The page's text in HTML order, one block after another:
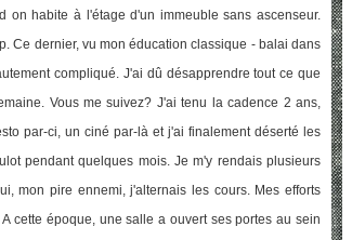
on habite à l'étage d'un immeuble sans ascenseur.
Ce dernier, vu mon éducation classique - balai dans
compliqué. J'ai dû désapprendre tout ce que
Vous me suivez? J'ai tenu la cadence 2 ans,
par-ci, un ciné par-là et j'ai finalement déserté les
pendant quelques mois. Je m'y rendais plusieurs
mon pire ennemi, j'alternais les cours. Mes efforts
cette époque, une salle a ouvert ses portes au sein